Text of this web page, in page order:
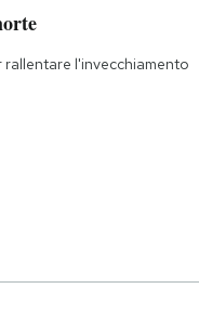
rallentare l'invecchiamento